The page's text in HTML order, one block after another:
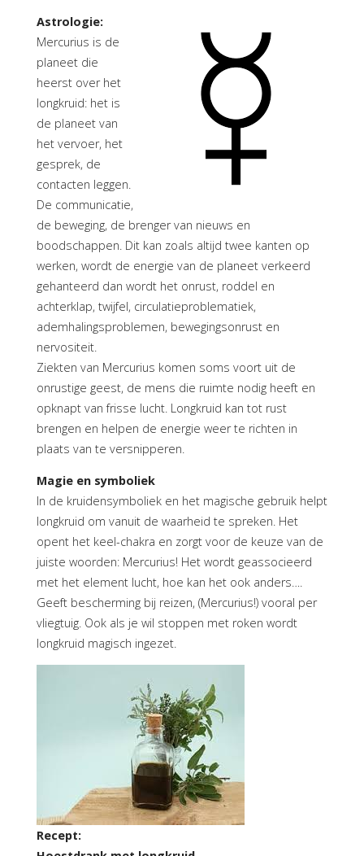
Astrologie:
Mercurius is de
planeet die
heerst over het
longkruid: het is
de planeet van
het vervoer, het
gesprek, de
contacten leggen.
De communicatie,
de beweging, de brenger van nieuws en
boodschappen. Dit kan zoals altijd twee kanten op
werken, wordt de energie van de planeet verkeerd
gehanteerd dan wordt het onrust, roddel en
achterklap, twijfel, circulatieproblematiek,
ademhalingsproblemen, bewegingsonrust en
nervositeit.
Ziekten van Mercurius komen soms voort uit de
onrustige geest, de mens die ruimte nodig heeft en
opknapt van frisse lucht. Longkruid kan tot rust
brengen en helpen de energie weer te richten in
plaats van te versnipperen.
Magie en symboliek
In de kruidensymboliek en het magische gebruik helpt
longkruid om vanuit de waarheid te spreken. Het
opent het keel-chakra en zorgt voor de keuze van de
juiste woorden: Mercurius! Het wordt geassocieerd
met het element lucht, hoe kan het ook anders….
Geeft bescherming bij reizen, (Mercurius!) vooral per
vliegtuig. Ook als je wil stoppen met roken wordt
longkruid magisch ingezet.
Recept: